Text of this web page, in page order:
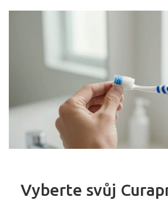
Vyberte svůj